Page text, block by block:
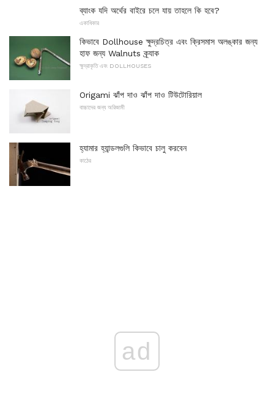
ব্যাংক যদি অর্থের বাইরে চলে যায় তাহলে কি হবে?
একাধিকার
কিভাবে Dollhouse ক্ষুদ্রচিত্র এবং ক্রিসমাস অলঙ্কার জন্য
হাফ জন্য Walnuts ক্র্যাক
ক্ষুদ্রাকৃতি এবং DOLLHOUSES
Origami ঝাঁপ দাও ঝাঁপ দাও টিউটোরিয়াল
বাচ্চাদের জন্য অরিজামী
হ্যামার হ্যান্ডলগুলি কিভাবে চালু করবেন
কাঠের
ad